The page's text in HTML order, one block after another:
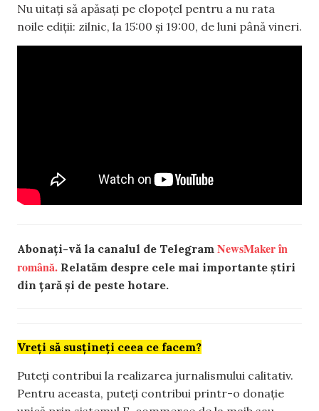
Nu uitați să apăsați pe clopoțel pentru a nu rata
noile ediții: zilnic, la 15:00 și 19:00, de luni până vineri.
Abonați-vă la canalul de Telegram NewsMaker în
română. Relatăm despre cele mai importante știri
din țară și de peste hotare.
Vreți să susțineți ceea ce facem?
Puteți contribui la realizarea jurnalismului calitativ.
Pentru aceasta, puteți contribui printr-o donație